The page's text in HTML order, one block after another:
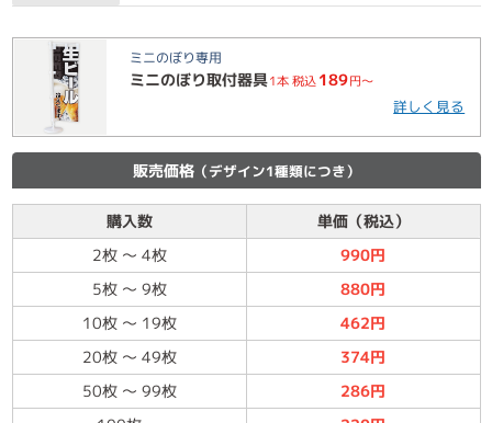
ミニのぼり専用
ミニのぼり取付器具1本 税込189円～
詳しく見る
販売価格（デザイン1種類につき）
購入数
単価（税込）
2枚～ 4枚
990円
5枚～ 9枚
880円
10枚～ 19枚
462円
20枚～ 49枚
374円
50枚～ 99枚
286円